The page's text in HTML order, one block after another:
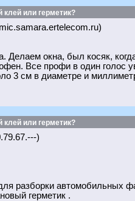
клей или герметик?
Делаем окна, был косяк,
Все профи в один
3 см в диаметре и
клей или герметик?
)
разборки автомобильных
герметик .